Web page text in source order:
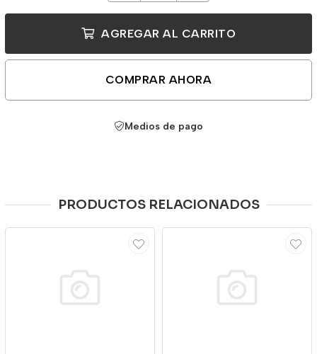
AGREGAR AL CARRITO
COMPRAR AHORA
Medios de pago
PRODUCTOS RELACIONADOS